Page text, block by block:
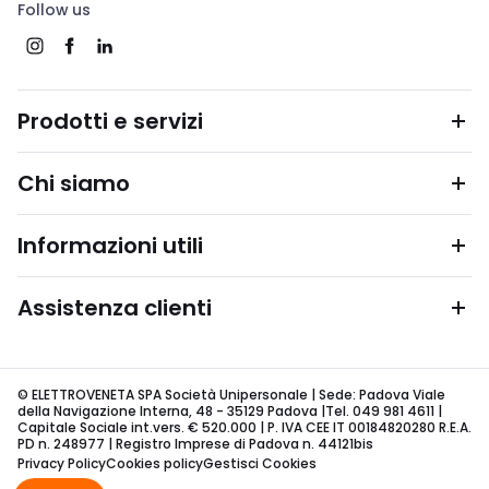
Follow us
Prodotti e servizi
Chi siamo
Informazioni utili
Assistenza clienti
© ELETTROVENETA SPA Società Unipersonale | Sede: Padova Viale
della Navigazione Interna, 48 - 35129 Padova |Tel. 049 981 4611 |
Capitale Sociale int.vers. € 520.000 | P. IVA CEE IT 00184820280 R.E.A.
PD n. 248977 | Registro Imprese di Padova n. 44121bis
Privacy PolicyCookies policyGestisci Cookies